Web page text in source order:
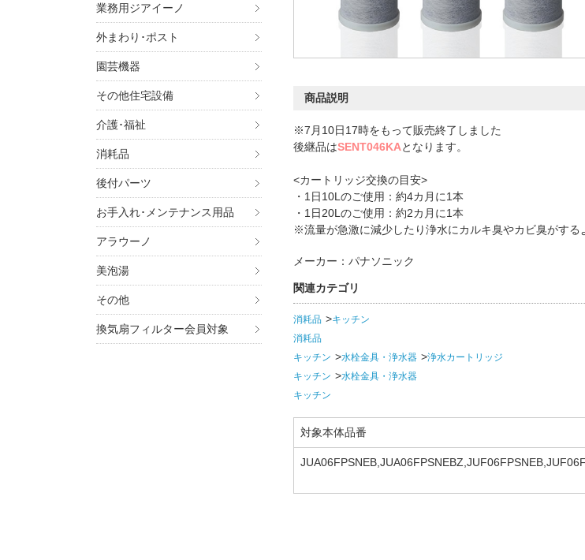
業務用ジアイーノ
外まわり･ポスト
園芸機器
その他住宅設備
介護･福祉
消耗品
後付パーツ
お手入れ･メンテナンス用品
アラウーノ
美泡湯
その他
換気扇フィルター会員対象
商品説明
※7月10日17時をもって販売終了しました
後継品はSENT046KAとなります。
<カートリッジ交換の目安>
・1日10Lのご使用：約4カ月に1本
・1日20Lのご使用：約2カ月に1本
※流量が急激に減少したり浄水にカルキ臭やカビ臭がする
メーカー：パナソニック
関連カテゴリ
消耗品
キッチン
消耗品
キッチン
水栓金具・浄水器
浄水カートリッジ
キッチン
水栓金具・浄水器
キッチン
対象本体品番